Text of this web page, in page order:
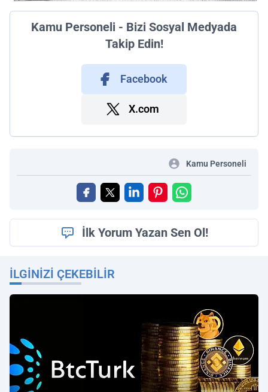
Kamu Personeli - Bizi Sosyal Medyada
Takip Edin!
Facebook
X.com
Kamu Personeli
İlk Yorum Yazan Sen Ol!
İLGINIZI ÇEKEBILIR